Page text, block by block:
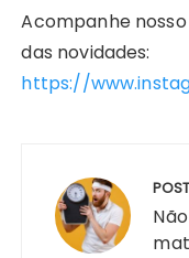
Acompanhe
das novidades:
https://
Post